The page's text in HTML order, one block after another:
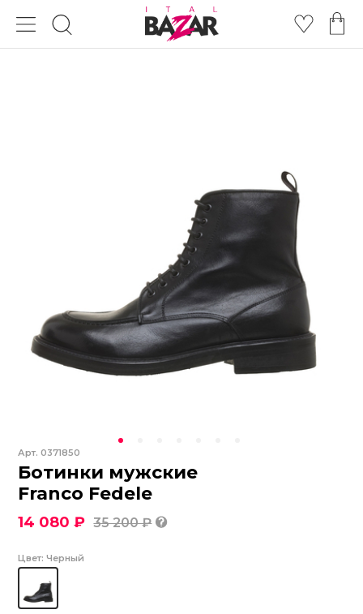
Арт.0371850
Ботинки мужские
Franco Fedele
14 080 ₽ 35 200 ₽
Цвет: Черный